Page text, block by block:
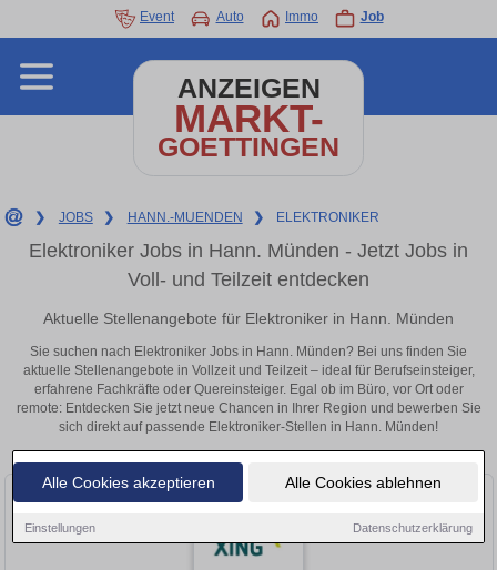
Alle Cookies akzeptieren Alle Cookies ablehnen
Einstellungen Datenschutzerklärung
Event Auto Immo Job
ANZEIGEN
MARKT-
GOETTINGEN
❯ JOBS ❯ HANN.-MUENDEN ❯ ELEKTRONIKER
Elektroniker Jobs in Hann. Münden - Jetzt Jobs in
Voll- und Teilzeit entdecken
Aktuelle Stellenangebote für Elektroniker in Hann. Münden
Sie suchen nach Elektroniker Jobs in Hann. Münden? Bei uns finden Sie
aktuelle Stellenangebote in Vollzeit und Teilzeit – ideal für Berufseinsteiger,
erfahrene Fachkräfte oder Quereinsteiger. Egal ob im Büro, vor Ort oder
remote: Entdecken Sie jetzt neue Chancen in Ihrer Region und bewerben Sie
sich direkt auf passende Elektroniker-Stellen in Hann. Münden!